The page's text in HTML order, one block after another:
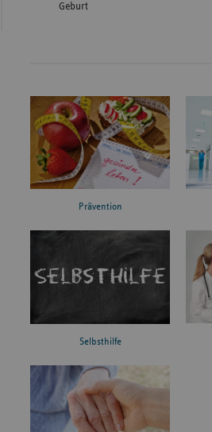
Geburt
Prävention
Selbsthilfe